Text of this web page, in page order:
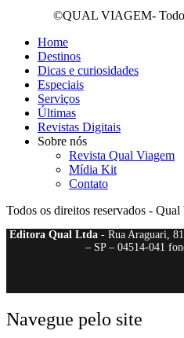
©QUAL VIAGEM-
Home
Destinos
Dicas e curiosidades
Especiais
Serviços
Últimas
Revistas Digitais
Sobre nós
Revista Qual Viagem
Mídia Kit
Contato
Todos os direitos reservados - Qual
Editora Qual Ltda- Rua Araguari,
– SP – 04514-041
Navegue pelo site